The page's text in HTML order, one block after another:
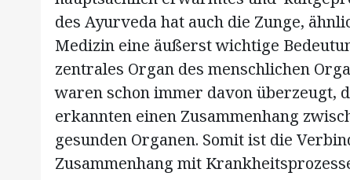
des Ayurveda hat auch die Zunge,
Medizin eine äußerst wichtige
zentrales Organ des menschlichen
waren schon immer davon überzeugt,
erkannten einen Zusammenhang
gesunden Organen. Somit ist die
Zusammenhang mit